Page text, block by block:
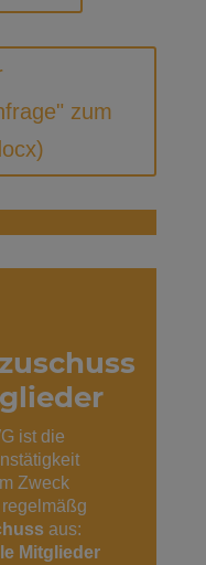
zum
ist die
Zweck
aus:
Mitglieder